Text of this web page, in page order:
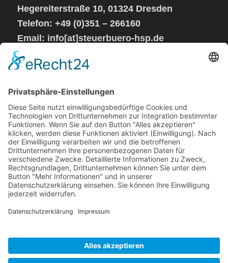
Hegereiterstraße 10, 01324 Dresden
Telefon: +49 (0)351 – 266160
Email: info[at]steuerbuero-hsp.de
Sprechzeiten:
Mo – Do von 08 – 17 Uhr
Steuerkanzlei
Impressum
Datenschutzerklärung